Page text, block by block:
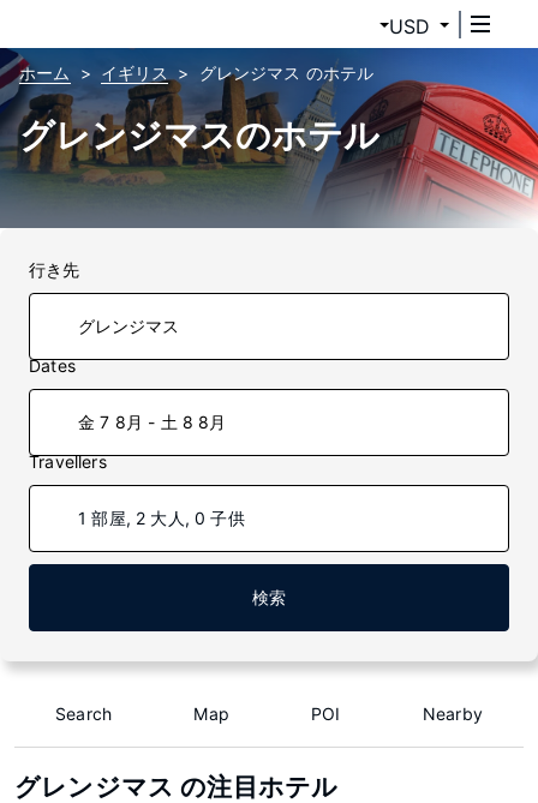
USD
ホーム イギリス グレンジマス のホテル
グレンジマスのホテル
行き先
Dates
金 7 8月 - 土 8 8月
Travellers
1 部屋, 2 大人, 0 子供
検索
Search Map POI Nearby
グレンジマス の注目ホテル